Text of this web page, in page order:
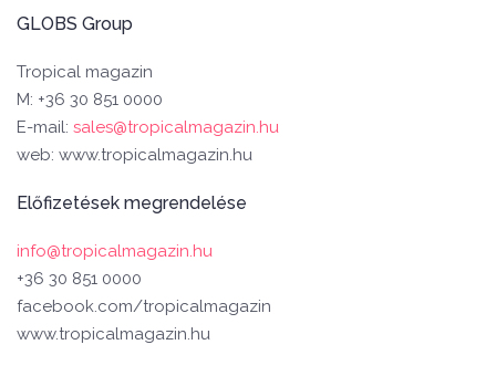
GLOBS Group
Tropical magazin
M: +36 30 851 0000
E-mail: sales@tropicalmagazin.hu
web: www.tropicalmagazin.hu
Előfizetések megrendelése
info@tropicalmagazin.hu
+36 30 851 0000
facebook.com/tropicalmagazin
www.tropicalmagazin.hu